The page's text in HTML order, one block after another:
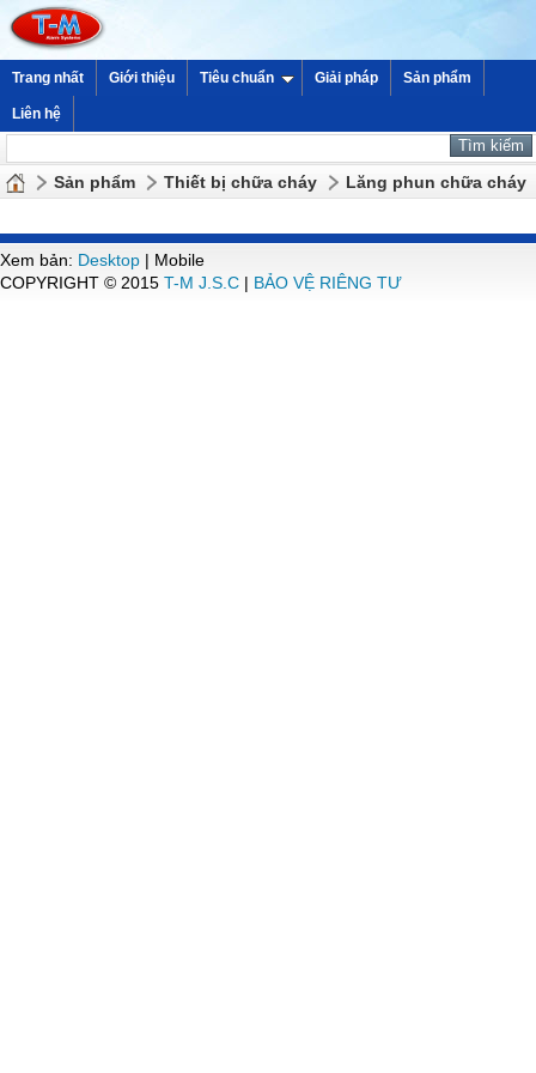
Trang nhất Giới thiệu Tiêu chuẩn Giải pháp Sản phẩm
Liên hệ
Sản phẩm Thiết bị chữa cháy Lăng phun chữa cháy
Xem bản: Desktop | Mobile
COPYRIGHT © 2015 T-M J.S.C | BẢO VỆ RIÊNG TƯ